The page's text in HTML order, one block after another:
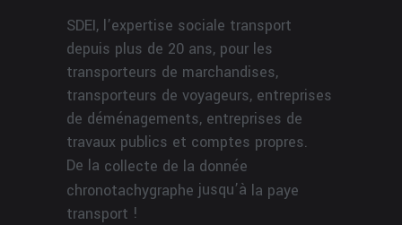
SDEI, l’expertise sociale transport
depuis plus de 20 ans, pour les
transporteurs de marchandises,
transporteurs de voyageurs, entreprises
de déménagements, entreprises de
travaux publics et comptes propres.
De la collecte de la donnée
chronotachygraphe jusqu’à la paye
transport !